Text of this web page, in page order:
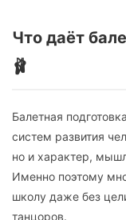
Что даёт
🩰
Балетная
систем развития
но и характер,
Именно поэтому
школу даже без
танцоров.